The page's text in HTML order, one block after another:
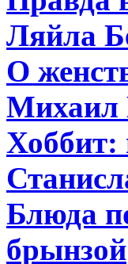
Ляйла
О
Михаил
Хоббит:
Блюда
брынзой